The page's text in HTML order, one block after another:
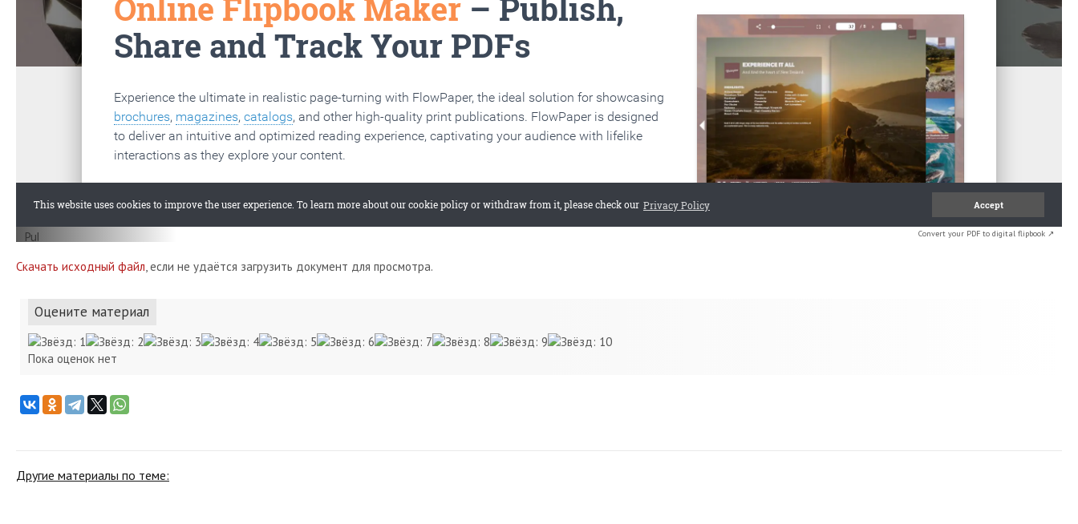
Convert your PDF to digital flipbook ↗
Скачать исходный файл, если не удаётся загрузить документ для просмотра.
Оцените материал
Пока оценок нет
Другие материалы по теме: